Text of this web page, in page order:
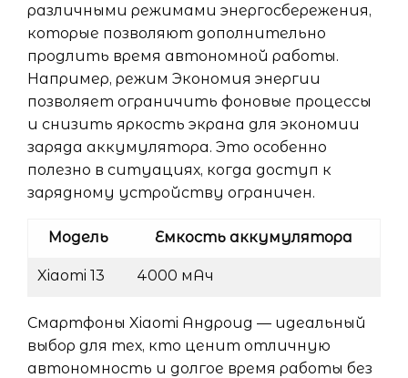
различными режимами энергосбережения,
которые позволяют дополнительно
продлить время автономной работы.
Например, режим Экономия энергии
позволяет ограничить фоновые процессы
и снизить яркость экрана для экономии
заряда аккумулятора. Это особенно
полезно в ситуациях, когда доступ к
зарядному устройству ограничен.
Модель Емкость аккумулятора
Xiaomi 13 4000 мАч
Смартфоны Xiaomi Андроид — идеальный
выбор для тех, кто ценит отличную
автономность и долгое время работы без